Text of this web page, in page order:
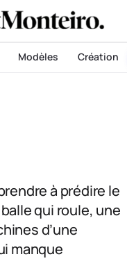
Modèles Création
à prédire le
qui roule, une
d’une
manque